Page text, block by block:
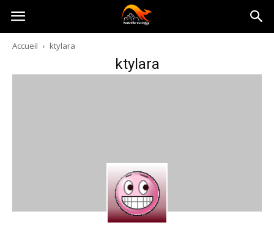
Australia-
australie.com
Accueil ktylara
ktylara